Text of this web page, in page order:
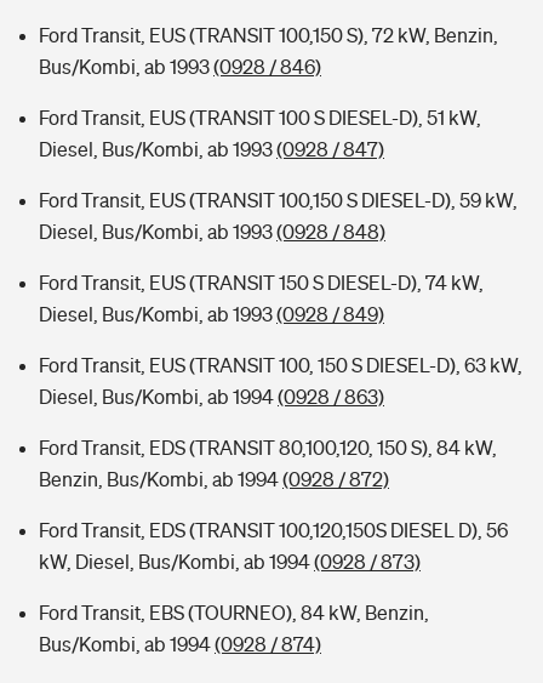
Ford Transit, EUS (TRANSIT 100,150 S), 72 kW, Benzin,
Bus/Kombi, ab 1993(0928 / 846)
Ford Transit, EUS (TRANSIT 100 S DIESEL-D), 51 kW,
Diesel, Bus/Kombi, ab 1993(0928 / 847)
Ford Transit, EUS (TRANSIT 100,150 S DIESEL-D), 59 kW,
Diesel, Bus/Kombi, ab 1993(0928 / 848)
Ford Transit, EUS (TRANSIT 150 S DIESEL-D), 74 kW,
Diesel, Bus/Kombi, ab 1993(0928 / 849)
Ford Transit, EUS (TRANSIT 100, 150 S DIESEL-D), 63 kW,
Diesel, Bus/Kombi, ab 1994(0928 / 863)
Ford Transit, EDS (TRANSIT 80,100,120, 150 S), 84 kW,
Benzin, Bus/Kombi, ab 1994(0928 / 872)
Ford Transit, EDS (TRANSIT 100,120,150S DIESEL D), 56
kW, Diesel, Bus/Kombi, ab 1994(0928 / 873)
Ford Transit, EBS (TOURNEO), 84 kW, Benzin,
Bus/Kombi, ab 1994(0928 / 874)